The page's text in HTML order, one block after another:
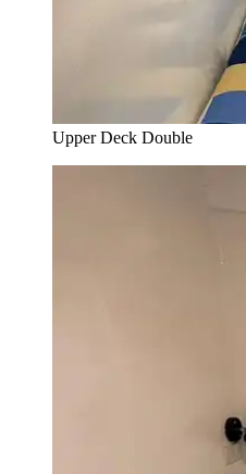
Upper Deck Double